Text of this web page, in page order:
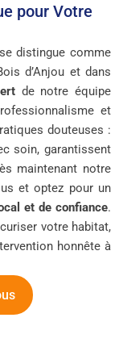
pour Votre
distingue comme
d’Anjou et dans
de notre équipe
et
douteuses :
soin, garantissent
maintenant notre
et optez pour un
et de confiance.
votre habitat,
honnête à